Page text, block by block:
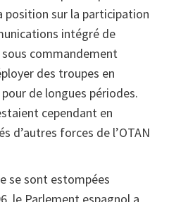
position sur la participation
intégré de
commandement
des troupes en
de longues périodes.
cependant en
d’autres forces de l’OTAN
se sont estompées
le Parlement espagnol a